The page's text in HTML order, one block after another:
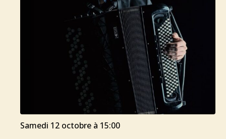
samedi 12 octobre à 15:00